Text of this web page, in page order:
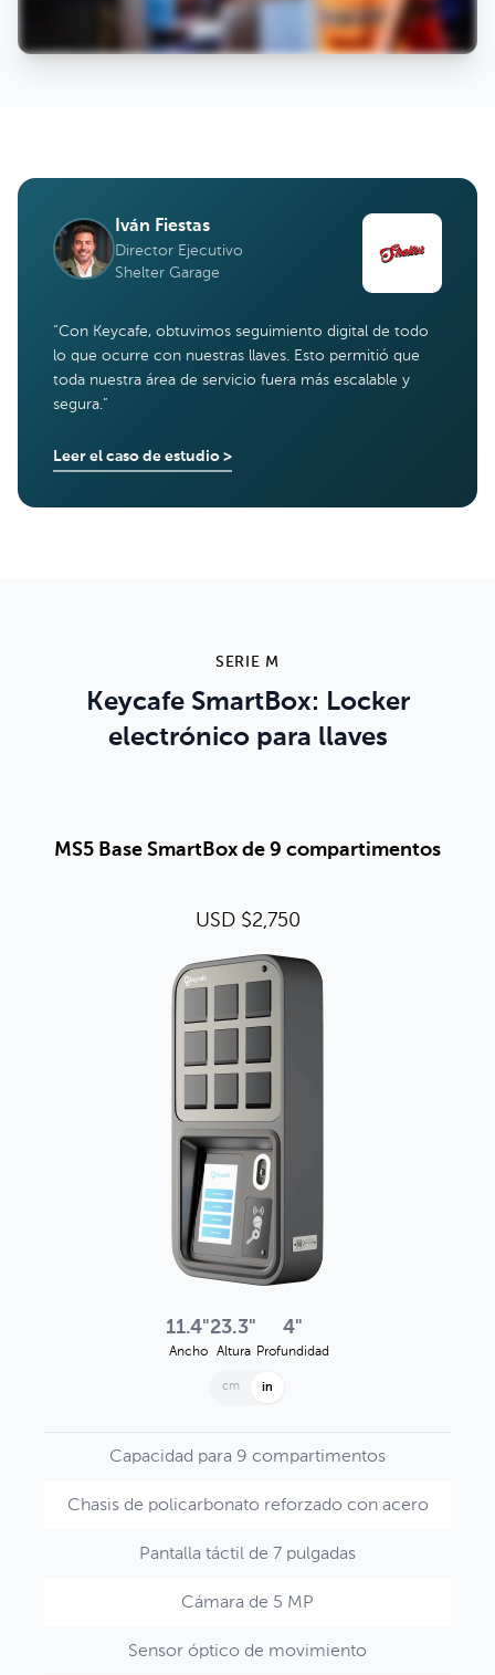
Iván Fiestas
Director Ejecutivo
Shelter Garage
“Con Keycafe, obtuvimos seguimiento digital de todo
lo que ocurre con nuestras llaves. Esto permitió que
toda nuestra área de servicio fuera más escalable y
segura.”
Leer el caso de estudio >
SERIE M
Keycafe SmartBox: Locker
electrónico para llaves
MS5 Base SmartBox de 9 compartimentos
USD $2,750
11.4"
Ancho
23.3"
Altura
4"
Profundidad
cm in
Capacidad para 9 compartimentos
Chasis de policarbonato reforzado con acero
Pantalla táctil de 7 pulgadas
Cámara de 5 MP
Sensor óptico de movimiento